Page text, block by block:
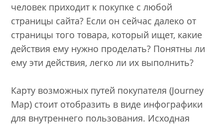
человек приходит к покупке с любой
страницы сайта? Если он сейчас далеко от
страницы того товара, который ищет, какие
действия ему нужно проделать? Понятны ли
ему эти действия, легко ли их выполнить?
Карту возможных путей покупателя (Journey
Map) стоит отобразить в виде инфографики
для внутреннего пользования. Исходная